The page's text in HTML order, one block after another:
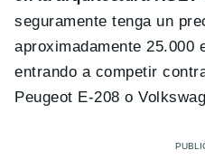
seguramente tenga un
aproximadamente 25.000
entrando a competir
Peugeot E-208 o